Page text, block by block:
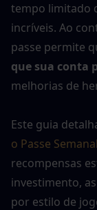
tempo limitado
incríveis. Ao
passe permite
que sua conta
melhorias de
Este guia
o Passe
recompensas
investimento,
por estilo de